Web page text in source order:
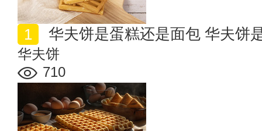
华夫饼是蛋糕还是面包 华夫饼
华夫饼
710